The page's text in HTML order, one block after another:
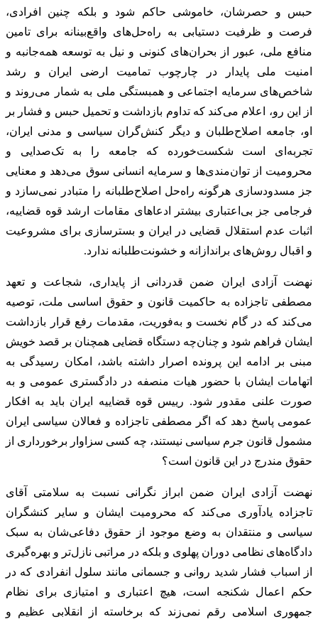
حبس و حصرشان، خاموشی حاکم شود و بلکه چنین افرادی،
فرصت و ظرفیت دستیابی به راه‌حل‌های واقع‌بینانه برای تامین
منافع ملی، عبور از بحران‌های کنونی و نیل به توسعه همه‌جانبه و
امنیت ملی پایدار در چارچوب تمامیت ارضی ایران و رشد
شاخص‌های سرمایه اجتماعی و همبستگی ملی به شمار می‌روند و
از این رو، اعلام می‌کند که تداوم بازداشت و تحمیل حبس و فشار بر
او، جامعه اصلاح‌طلبان و دیگر کنش‌گران سیاسی و مدنی ایران،
تجربه‌ای است شکست‌خورده که جامعه را به تک‌صدایی و
محرومیت از توان‌مندی‌ها و سرمایه انسانی سوق می‌دهد و معنایی
جز مسدودسازی هرگونه راه‌حل اصلاح‌طلبانه را متبادر نمی‌سازد و
فرجامی جز بی‌اعتباری بیشتر ادعاهای مقامات ارشد قوه قضاییه،
اثبات عدم استقلال قضایی در ایران و بسترسازی برای مشروعیت
و اقبال روش‌های براندازانه و خشونت‌طلبانه ندارد.
نهضت آزادی ایران ضمن قدردانی از پایداری، شجاعت و تعهد
مصطفی تاجزاده به حاکمیت قانون و حقوق اساسی ملت، توصیه
می‌کند که در گام نخست و به‌فوریت، مقدمات رفع قرار بازداشت
ایشان فراهم شود و چنان‌چه دستگاه قضایی همچنان بر قصد خویش
مبنی بر ادامه این پرونده اصرار داشته باشد، امکان رسیدگی به
اتهامات ایشان با حضور هیات منصفه در دادگستری عمومی و به
صورت علنی مقدور شود. رییس قوه قضاییه ایران باید به افکار
عمومی پاسخ دهد که اگر مصطفی تاجزاده و فعالان سیاسی ایران
مشمول قانون جرم سیاسی نیستند، چه کسی سزاوار برخورداری از
حقوق مندرج در این قانون است؟
نهضت آزادی ایران ضمن ابراز نگرانی نسبت به سلامتی آقای
تاجزاده یادآوری می‌کند که محرومیت ایشان و سایر کنشگران
سیاسی و منتقدان به وضع موجود از حقوق دفاعی‌شان به سبک
دادگاه‌های نظامی دوران پهلوی و بلکه در مراتبی نازل‌تر و بهره‌گیری
از اسباب فشار شدید روانی و جسمانی مانند سلول انفرادی که در
حکم اعمال شکنجه است، هیچ اعتباری و امتیازی برای نظام
جمهوری اسلامی رقم نمی‌زند که برخاسته از انقلابی عظیم و